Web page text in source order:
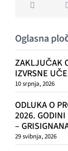
Oglasna
ZAKLJUČAK
IZVRSNE
10 srpnja, 2026
ODLUKA O
2026.
–
29 svibnja, 2026